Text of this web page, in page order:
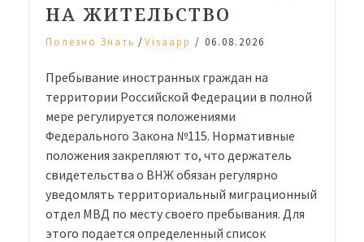
НА ЖИТЕЛЬСТВО
Полезно Знать /Visaapp / 06.08.2026
Пребывание иностранных граждан на
территории Российской Федерации в полной
мере регулируется положениями
Федерального Закона №115. Нормативные
положения закрепляют то, что держатель
свидетельства о ВНЖ обязан регулярно
уведомлять территориальный миграционный
отдел МВД по месту своего пребывания. Для
этого подается определенный список